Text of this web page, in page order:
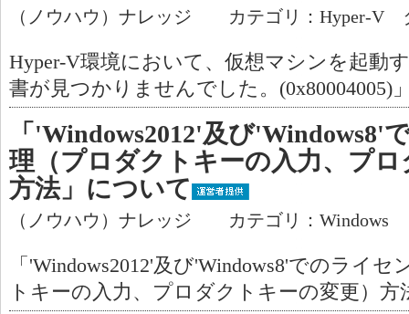
（ノウハウ）ナレッジ カテゴリ：Hyper-V
Hyper-V環境において、仮想マシンを起動
書が見つかりませんでした。(0x80004005)
「'Windows2012'及び'Windows8'
理（プロダクトキーの入力、プ
方法」について
（ノウハウ）ナレッジ カテゴリ：Windows
「'Windows2012'及び'Windows8'でのライ
トキーの入力、プロダクトキーの変更）方